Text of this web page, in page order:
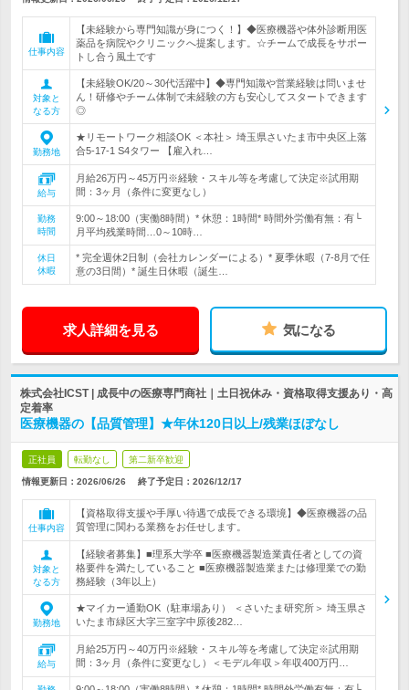
仕事内容
【未経験から専門知識が身につく！】◆医療機器や体外診断用医
薬品を病院やクリニックへ提案します。☆チームで成長をサポー
トし合う風土です
対象と
なる方
【未経験OK/20～30代活躍中】◆専門知識や営業経験は問いませ
ん！研修やチーム体制で未経験の方も安心してスタートできます
◎
勤務地
★リモートワーク相談OK ＜本社＞ 埼玉県さいたま市中央区上落
合5-17-1 S4タワー 【雇入れ…
給与
月給26万円～45万円※経験・スキル等を考慮して決定※試用期
間：3ヶ月（条件に変更なし）
勤務
時間
9:00～18:00（実働8時間）* 休憩：1時間* 時間外労働有無：有└
月平均残業時間…0～10時…
休日
休暇
* 完全週休2日制（会社カレンダーによる）* 夏季休暇（7-8月で任
意の3日間）* 誕生日休暇（誕生…
求人詳細を見る 気になる
株式会社ICST | 成長中の医療専門商社｜土日祝休み・資格取得支援あり・高
定着率
医療機器の【品質管理】★年休120日以上/残業ほぼなし
正社員 転勤なし 第二新卒歓迎
情報更新日：2026/06/26 終了予定日： 2026/12/17
仕事内容
【資格取得支援や手厚い待遇で成長できる環境】◆医療機器の品
質管理に関わる業務をお任せします。
対象と
なる方
【経験者募集】■理系大学卒 ■医療機器製造業責任者としての資
格要件を満たしていること ■医療機器製造業または修理業での勤
務経験（3年以上）
勤務地
★マイカー通勤OK（駐車場あり） ＜さいたま研究所＞ 埼玉県さ
いたま市緑区大字三室字中原後282…
給与
月給25万円～40万円※経験・スキル等を考慮して決定※試用期
間：3ヶ月（条件に変更なし）＜モデル年収＞年収400万円…